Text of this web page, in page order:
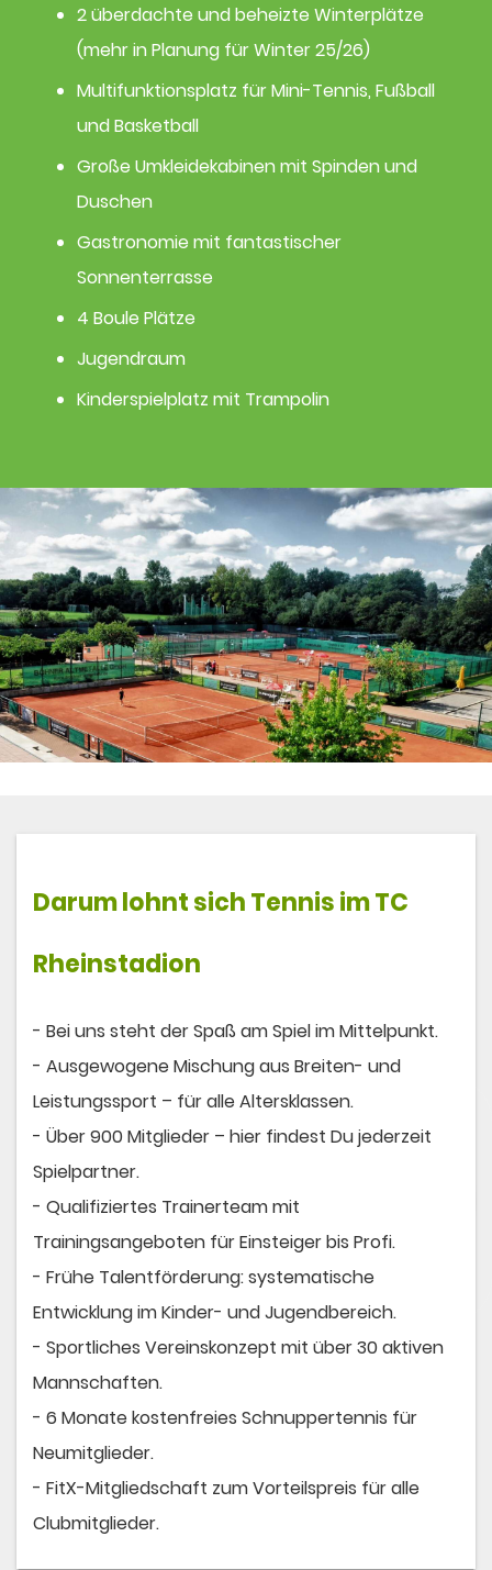
2 überdachte und beheizte Winterplätze
(mehr in Planung für Winter 25/26)
Multifunktionsplatz für Mini-Tennis, Fußball
und Basketball
Große Umkleidekabinen mit Spinden und
Duschen
Gastronomie mit fantastischer
Sonnenterrasse
4 Boule Plätze
Jugendraum​
Kinderspielplatz mit Trampolin
Darum lohnt sichTennisim TC
Rheinstadion
- Bei uns steht der Spaß am Spiel im Mittelpunkt.
- Ausgewogene Mischung aus Breiten- und
Leistungssport – für alle Altersklassen.
- Über 900 Mitglieder – hier findest Du jederzeit
Spielpartner.
- Qualifiziertes Trainerteam mit
Trainingsangeboten für Einsteiger bis Profi.
- Frühe Talentförderung: systematische
Entwicklung im Kinder- und Jugendbereich.
- Sportliches Vereinskonzept mit über 30 aktiven
Mannschaften.
- 6 Monate kostenfreies Schnuppertennis für
Neumitglieder.
- FitX-Mitgliedschaft zum Vorteilspreis für alle
Clubmitglieder.